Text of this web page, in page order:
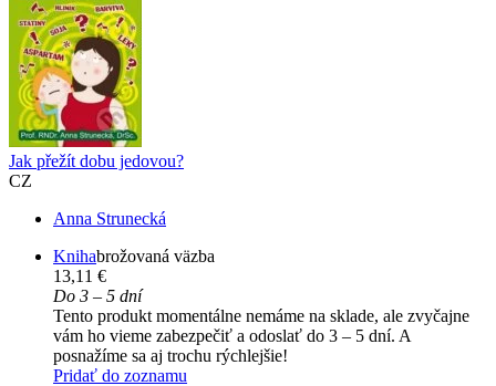
Jak přežít dobu jedovou?
CZ
Anna Strunecká
Knihabrožovaná väzba
13,11 €
Do 3 – 5 dní
Tento produkt momentálne nemáme na sklade, ale zvyčajne
vám ho vieme zabezpečiť a odoslať do 3 – 5 dní. A
posnažíme sa aj trochu rýchlejšie!
Pridať do zoznamu